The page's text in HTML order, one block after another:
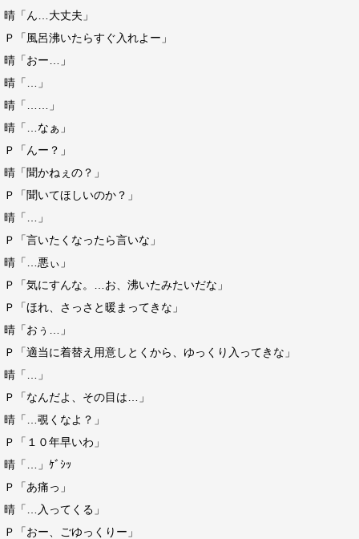
晴「ん…大丈夫」
Ｐ「風呂沸いたらすぐ入れよー」
晴「おー…」
晴「…」
晴「……」
晴「…なぁ」
Ｐ「んー？」
晴「聞かねぇの？」
Ｐ「聞いてほしいのか？」
晴「…」
Ｐ「言いたくなったら言いな」
晴「…悪ぃ」
Ｐ「気にすんな。…お、沸いたみたいだな」
Ｐ「ほれ、さっさと暖まってきな」
晴「おぅ…」
Ｐ「適当に着替え用意しとくから、ゆっくり入ってきな」
晴「…」
Ｐ「なんだよ、その目は…」
晴「…覗くなよ？」
Ｐ「１０年早いわ」
晴「…」ｹﾞｼｯ
Ｐ「あ痛っ」
晴「…入ってくる」
Ｐ「おー、ごゆっくりー」